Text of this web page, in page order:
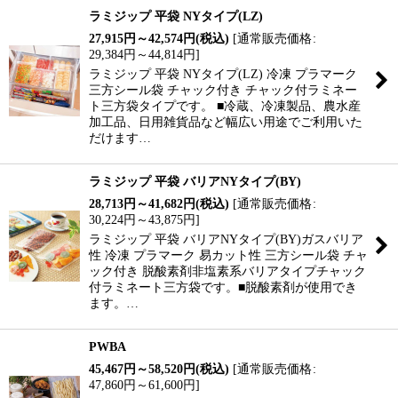
ラミジップ 平袋 NYタイプ(LZ)
27,915円 ～42,574円(税込) [通常販売価格:
29,384円 ～44,814円]
ラミジップ 平袋 NYタイプ(LZ) 冷凍 プラマーク
三方シール袋 チャック付き チャック付ラミネー
ト三方袋タイプです。 ■冷蔵、冷凍製品、農水産
加工品、日用雑貨品など幅広い用途でご利用いた
だけます…
ラミジップ 平袋 バリアNYタイプ(BY)
28,713円 ～41,682円(税込) [通常販売価格:
30,224円 ～43,875円]
ラミジップ 平袋 バリアNYタイプ(BY)ガスバリア
性 冷凍 プラマーク 易カット性 三方シール袋 チャ
ック付き 脱酸素剤非塩素系バリアタイプチャック
付ラミネート三方袋です。■脱酸素剤が使用でき
ます。…
PWBA
45,467円 ～58,520円(税込) [通常販売価格:
47,860円 ～61,600円]